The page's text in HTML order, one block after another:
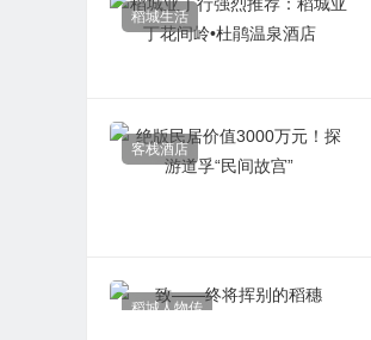
稻城生活
客栈酒店
稻城人物传